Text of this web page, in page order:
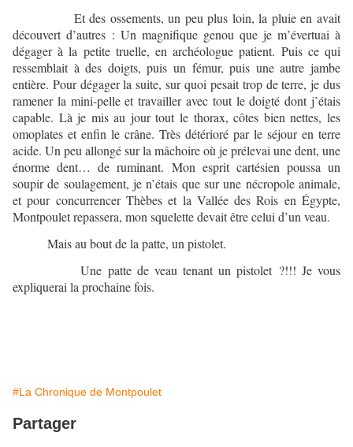
Et des ossements, un peu plus loin, la pluie en avait
découvert d’autres : Un magnifique genou que je m’évertuai à
dégager à la petite truelle, en archéologue patient. Puis ce qui
ressemblait à des doigts, puis un fémur, puis une autre jambe
entière. Pour dégager la suite, sur quoi pesait trop de terre, je dus
ramener la mini-pelle et travailler avec tout le doigté dont j’étais
capable. Là je mis au jour tout le thorax, côtes bien nettes, les
omoplates et enfin le crâne. Très détérioré par le séjour en terre
acide. Un peu allongé sur la mâchoire où je prélevai une dent, une
énorme dent… de ruminant. Mon esprit cartésien poussa un
soupir de soulagement, je n’étais que sur une nécropole animale,
et pour concurrencer Thèbes et la Vallée des Rois en Égypte,
Montpoulet repassera, mon squelette devait être celui d’un veau.
Mais au bout de la patte, un pistolet.
Une patte de veau tenant un pistolet ?!!! Je vous
expliquerai la prochaine fois.
#La Chronique de Montpoulet
Partager